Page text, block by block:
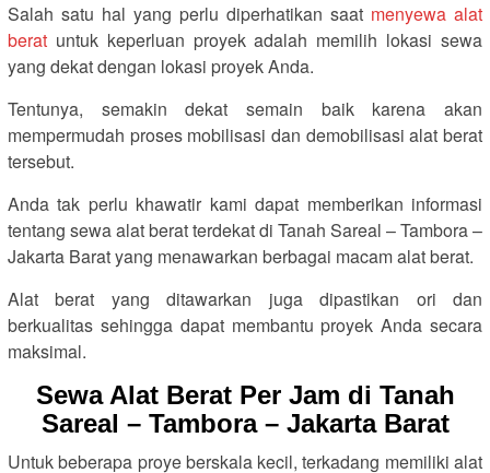
Salah satu hal yang perlu diperhatikan saat menyewa alat
berat untuk keperluan proyek adalah memilih lokasi sewa
yang dekat dengan lokasi proyek Anda.
Tentunya, semakin dekat semain baik karena akan
mempermudah proses mobilisasi dan demobilisasi alat berat
tersebut.
Anda tak perlu khawatir kami dapat memberikan informasi
tentang sewa alat berat terdekat di Tanah Sareal – Tambora –
Jakarta Barat yang menawarkan berbagai macam alat berat.
Alat berat yang ditawarkan juga dipastikan ori dan
berkualitas sehingga dapat membantu proyek Anda secara
maksimal.
Sewa Alat Berat Per Jam di Tanah
Sareal – Tambora – Jakarta Barat
Untuk beberapa proye berskala kecil, terkadang memiliki alat